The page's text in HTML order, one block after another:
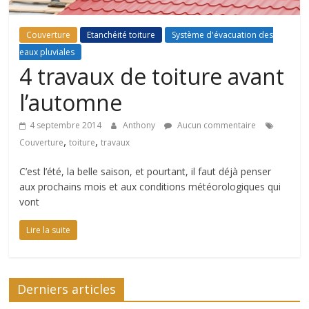
conseils
astuces
sur
l'univers
toiture
Couverture Etanchéité toiture
Système d'évacuation des
eaux pluviales
4 travaux de toiture avant
l’automne
4 septembre 2014 Anthony
Aucun commentaire
Couverture,toiture,travaux
C’est l’été, la belle saison, et pourtant, il faut déjà penser
aux prochains mois et aux conditions météorologiques qui
vont
Lire la suite
Derniers articles